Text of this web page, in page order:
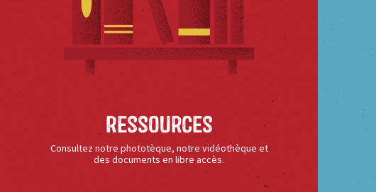
Ressources
Consultez notre phototèque, notre vidéothèque et
des documents en libre accès.